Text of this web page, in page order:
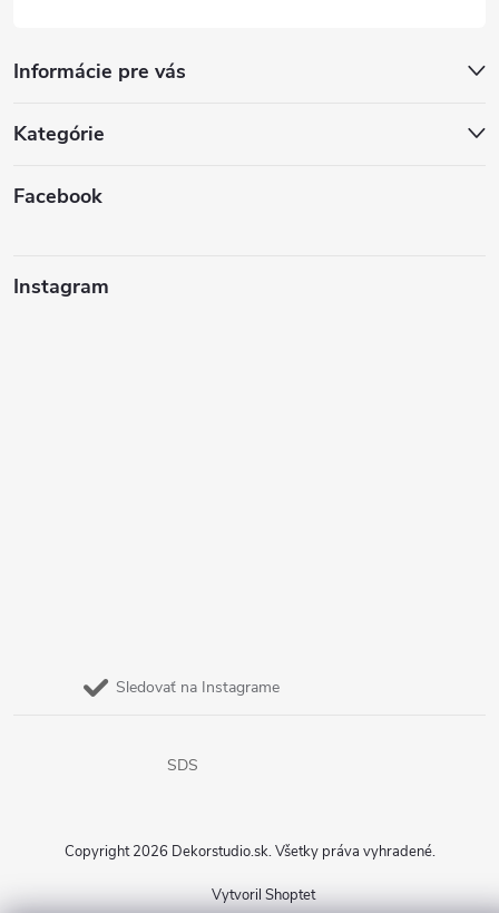
Informácie pre vás
Kategórie
Facebook
Instagram
Sledovať na Instagrame
SDS
Vytvoril Shoptet
Copyright 2026 Dekorstudio.sk. Všetky práva vyhradené.